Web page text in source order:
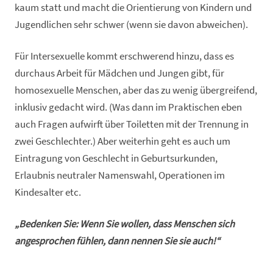
kaum statt und macht die Orientierung von Kindern und
Jugendlichen sehr schwer (wenn sie davon abweichen).
Für Intersexuelle kommt erschwerend hinzu, dass es
durchaus Arbeit für Mädchen und Jungen gibt, für
homosexuelle Menschen, aber das zu wenig übergreifend,
inklusiv gedacht wird. (Was dann im Praktischen eben
auch Fragen aufwirft über Toiletten mit der Trennung in
zwei Geschlechter.) Aber weiterhin geht es auch um
Eintragung von Geschlecht in Geburtsurkunden,
Erlaubnis neutraler Namenswahl, Operationen im
Kindesalter etc.
„Bedenken Sie: Wenn Sie wollen, dass Menschen sich
angesprochen fühlen, dann nennen Sie sie auch!“